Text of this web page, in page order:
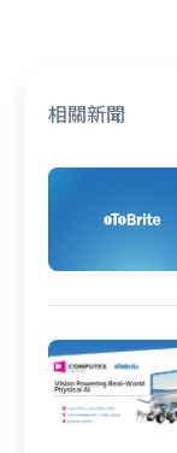
相關新聞